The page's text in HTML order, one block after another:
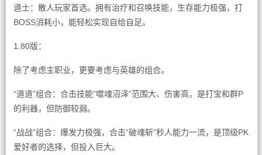
道士：散人玩家首选。拥有治疗和召唤技能，生存能力极强，打
BOSS消耗小，能轻松实现自给自足。
1.80版：
除了考虑主职业，更要考虑与英雄的组合。
“道道”组合：合击技能“噬魂沼泽”范围大、伤害高，是打宝和群P
的利器，但防御较弱。
“战战”组合：爆发力极强，合击“破魂斩”秒人能力一流，是顶级PK
爱好者的选择，但投入巨大。